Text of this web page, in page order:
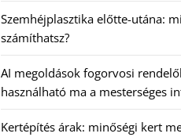
Szemhéjplasztika előtte-utána:
számíthatsz?
AI megoldások fogorvosi
használható ma a mesterséges
Kertépítés árak: minőségi kert